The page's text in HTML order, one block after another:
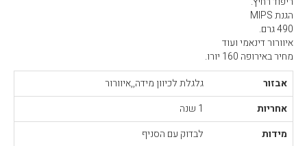
הגנת MIPS
490 גרם.
איוורור דינאמי ועוד
מחיר באירופה 160 יורו.
אבזור
גלגלת לכיוון מידה,,איוורור
אחריות
1 שנה
מידות
לבדוק עם הסניף